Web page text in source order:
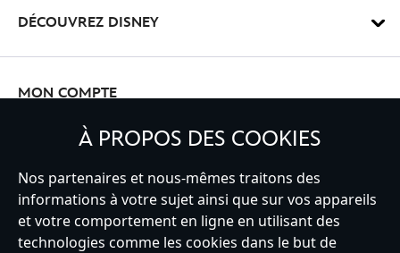
DÉCOUVREZ DISNEY
MON COMPTE
À PROPOS DES COOKIES
Nos partenaires et nous-mêmes traitons des
informations à votre sujet ainsi que sur vos appareils
et votre comportement en ligne en utilisant des
technologies comme les cookies dans le but de